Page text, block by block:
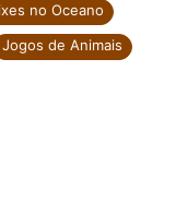
no Oceano
Jogos de Animais